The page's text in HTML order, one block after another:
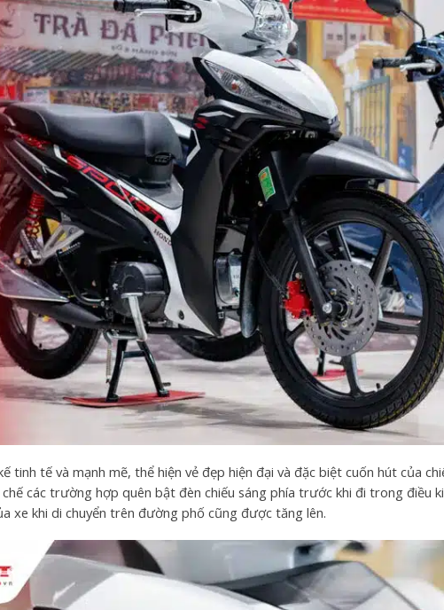
tinh tế và mạnh mẽ, thể hiện vẻ đẹp hiện đại và đặc biệt cuốn hút của
các trường hợp quên bật đèn chiếu sáng phía trước khi đi trong điều
xe khi di chuyển trên đường phố cũng được tăng lên.